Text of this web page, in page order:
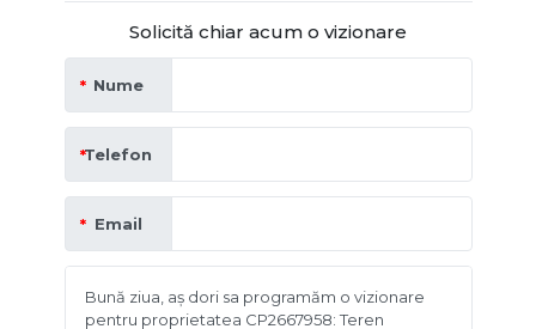
Solicită chiar acum o vizionare
Nume
Telefon
Email